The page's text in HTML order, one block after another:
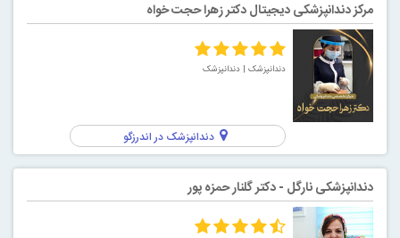
مرکز دندانپزشکی دیجیتال دکتر زهرا حجت خواه
دندانپزشک | دندانپزشک
دندانپزشک در اندرزگو
دندانپزشکی نارگل - دکتر گلنار حمزه پور